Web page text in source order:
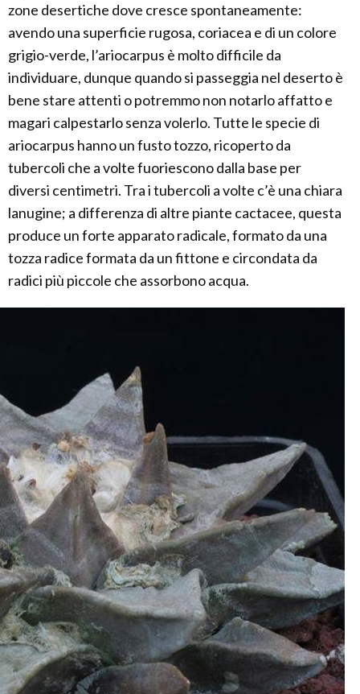
zone desertiche dove cresce spontaneamente:
avendo una superficie rugosa, coriacea e di un colore
grigio-verde, l’ariocarpus è molto difficile da
individuare, dunque quando si passeggia nel deserto è
bene stare attenti o potremmo non notarlo affatto e
magari calpestarlo senza volerlo. Tutte le specie di
ariocarpus hanno un fusto tozzo, ricoperto da
tubercoli che a volte fuoriescono dalla base per
diversi centimetri. Tra i tubercoli a volte c’è una chiara
lanugine; a differenza di altre piante cactacee, questa
produce un forte apparato radicale, formato da una
tozza radice formata da un fittone e circondata da
radici più piccole che assorbono acqua.